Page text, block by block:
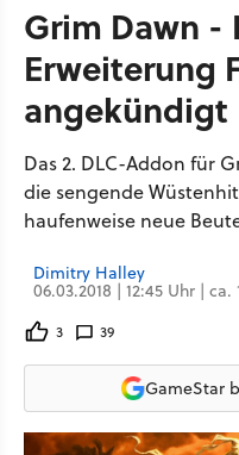
Grim Dawn -
Erweiterung
angekündigt
Das 2. DLC-Addon für
die sengende
haufenweise neue
Dimitry Halley
06.03.2018 | 12:45 Uhr |
3 39
GameStar